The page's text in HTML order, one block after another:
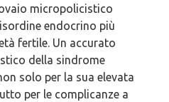
micropolicistico
endocrino più
fertile. Un accurato
della sindrome
solo per la sua elevata
per le complicanze a